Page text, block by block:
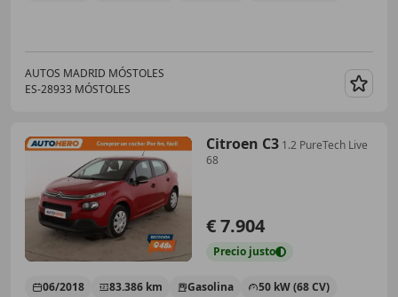
AUTOS MADRID MÓSTOLES
ES-28933 MÓSTOLES
Citroen C3 1.2 PureTech Live
68
€ 7.904
Precio justo
06/2018 83.386 km Gasolina
50 kW (68 CV)